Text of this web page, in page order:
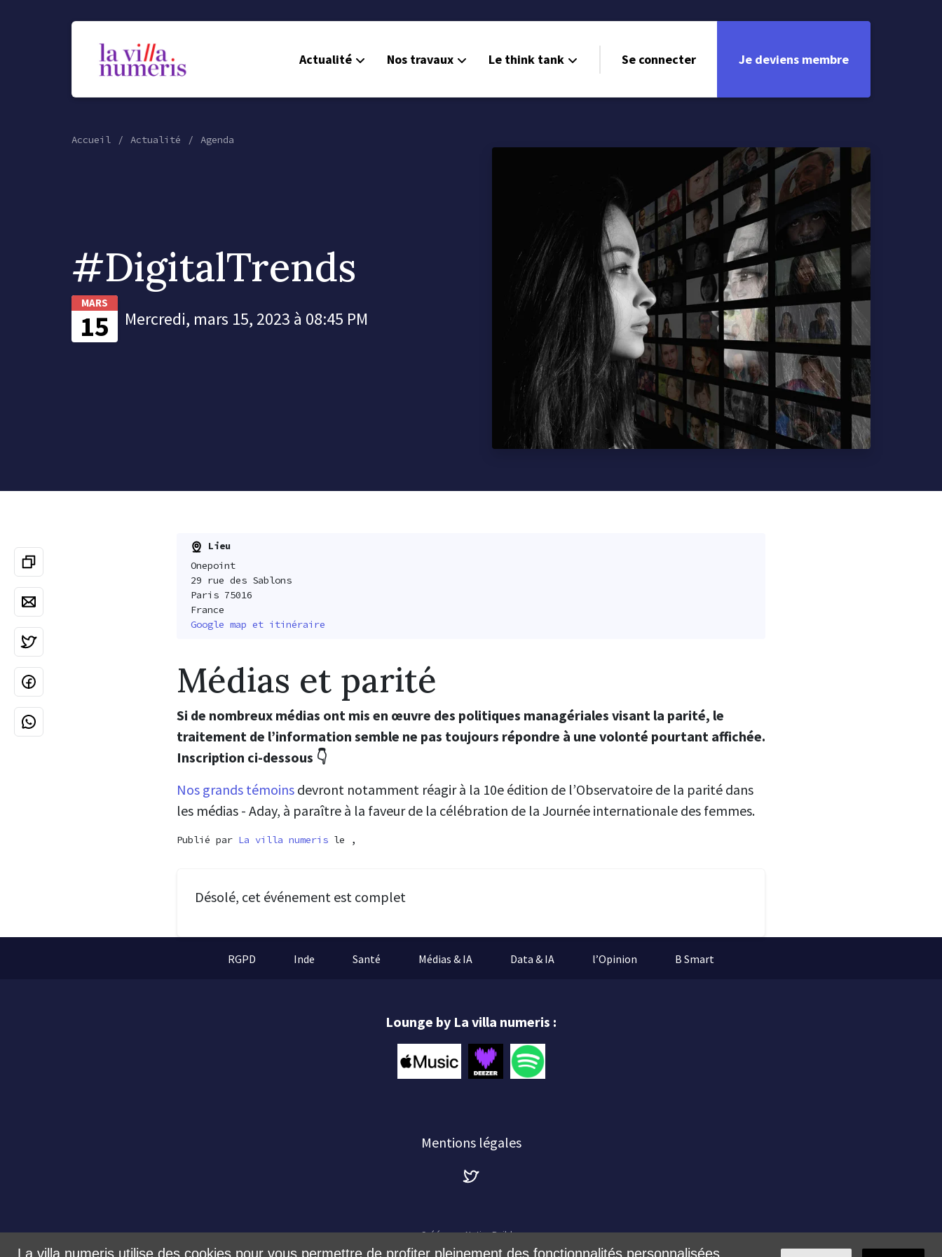
Actualité Nos travaux Le think tank Se connecter Je deviens membre
Accueil Actualité Agenda
#DigitalTrends
MARS
15 Mercredi, mars 15, 2023 à 08:45 PM
Lieu
Onepoint
29 rue des Sablons
Paris 75016
France
Google map et itinéraire
Médias et parité
Si de nombreux médias ont mis en œuvre des politiques managériales visant la parité, le
traitement de l’information semble ne pas toujours répondre à une volonté pourtant affichée.
Inscription ci-dessous 👇
Nos grands témoins devront notamment réagir à la 10e édition de l’Observatoire de la parité dans
les médias - Aday, à paraître à la faveur de la célébration de la Journée internationale des femmes.
Publié par La villa numeris le ,
Désolé, cet événement est complet
RGPD Inde Santé Médias & IA Data & IA l’Opinion B Smart
Lounge by La villa numeris :
Mentions légales
Créé avecNationBuilder
La villa numeris utilise des cookies pour vous permettre de profiter pleinement des fonctionnalités personnalisées